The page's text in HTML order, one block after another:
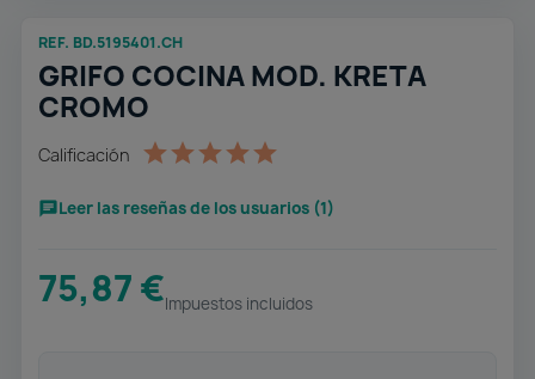
REF. BD.5195401.CH
GRIFO COCINA MOD. KRETA
CROMO
Calificación
Leer las reseñas de los usuarios (1)
75,87 €Impuestos incluidos